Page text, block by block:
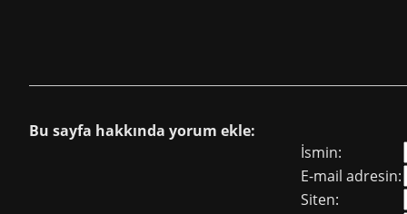
Bu sayfa hakkında yorum ekle:
İsmin:
E-mail adresin:
Siten: